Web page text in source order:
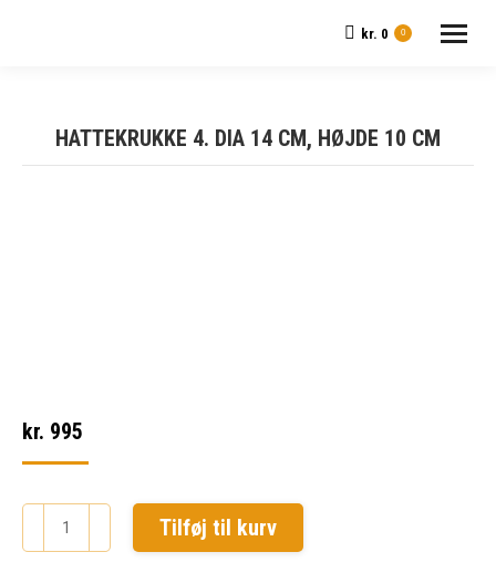
kr. 0 0
HATTEKRUKKE 4. DIA 14 CM, HØJDE 10 CM
kr. 995
Hattekrukke
4.
Tilføj til kurv